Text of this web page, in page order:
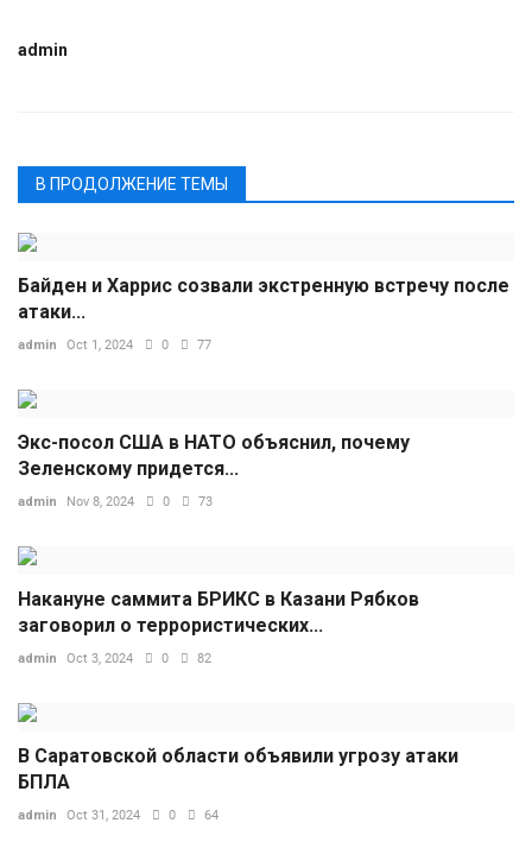
admin
В ПРОДОЛЖЕНИЕ ТЕМЫ
Байден и Харрис созвали экстренную встречу после
атаки...
admin Oct 1, 2024 0 77
Экс-посол США в НАТО объяснил, почему
Зеленскому придется...
admin Nov 8, 2024 0 73
Накануне саммита БРИКС в Казани Рябков
заговорил о террористических...
admin Oct 3, 2024 0 82
В Саратовской области объявили угрозу атаки
БПЛА
admin Oct 31, 2024 0 64